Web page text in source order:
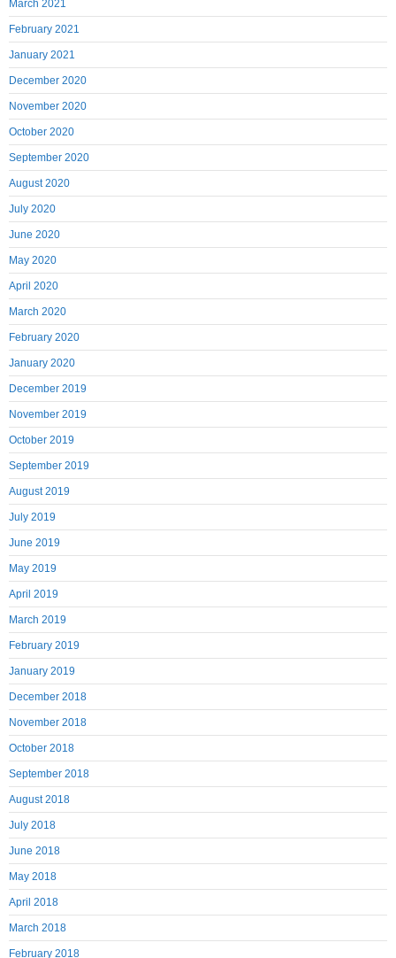
March 2021
February 2021
January 2021
December 2020
November 2020
October 2020
September 2020
August 2020
July 2020
June 2020
May 2020
April 2020
March 2020
February 2020
January 2020
December 2019
November 2019
October 2019
September 2019
August 2019
July 2019
June 2019
May 2019
April 2019
March 2019
February 2019
January 2019
December 2018
November 2018
October 2018
September 2018
August 2018
July 2018
June 2018
May 2018
April 2018
March 2018
February 2018